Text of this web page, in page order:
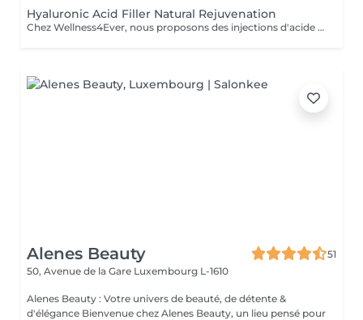
Hyaluronic Acid Filler Natural Rejuvenation
Chez Wellness4Ever, nous proposons des injections d'acide hyaluronique (fillers), réalisées exclusivement par un médecin spécialisé afin de restaurer les volumes, lisser les rides et sublimer les contours du visage. Ce traitement non chirurgical permet de rajeunir efficacement les lèvres, les pommettes, les sillons nasogéniens et l'ovale du visage, offrant un résultat naturel et harmonieux. La procédure est rapide, peu invasive et procure une amélioration immédiate et durable.
Alenes Beauty
51
50, Avenue de la Gare Luxembourg L-1610
Alenes Beauty : Votre univers de beauté, de détente &
d'élégance Bienvenue chez Alenes Beauty, un lieu pensé pour